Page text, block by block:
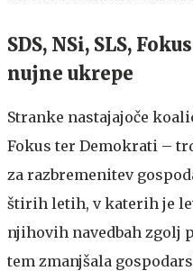
SDS, NSi, SLS,
nujne ukrepe
Stranke nastajajoče
Fokus ter Demokrati –
za razbremenitev
štirih letih, v katerih je
njihovih navedbah zgolj
tem zmanjšala